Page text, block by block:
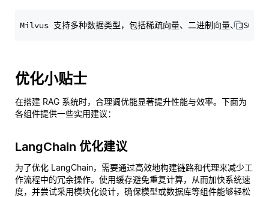
优化小贴士
在搭建 RAG 系统时，合理调优能显著提升性能与效率。下面为
各组件提供一些实用建议：
LangChain 优化建议
为了优化 LangChain，需要通过高效地构建链路和代理来减少工
作流程中的冗余操作。使用缓存避免重复计算，从而加快系统速
度，并尝试采用模块化设计，确保模型或数据库等组件能够轻松